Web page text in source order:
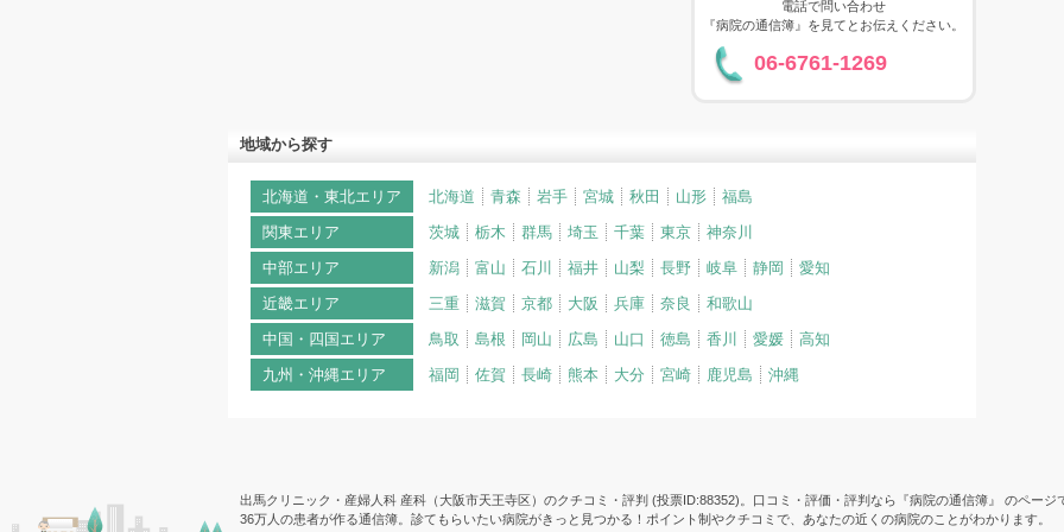
電話で問い合わせ
『病院の通信簿』を見てとお伝えください。
06-6761-1269
地域から探す
北海道・東北エリア 北海道 青森 岩手 宮城 秋田 山形
福島
関東エリア
茨城 栃木 群馬 埼玉 千葉 東京
神奈川
中部エリア
新潟 富山 石川 福井 山梨 長野 岐阜 静岡
愛知
近畿エリア
三重 滋賀 京都 大阪 兵庫 奈良
和歌山
中国・四国エリア
鳥取 島根 岡山 広島 山口 徳島 香川 愛媛
高知
九州・沖縄エリア
福岡 佐賀 長崎 熊本 大分 宮崎 鹿児島 沖縄
出馬クリニック・産婦人科 産科（大阪市天王寺区）のクチコミ・評判 (投票ID:88352)。口コミ・評価・評判なら『病院の通信簿』 のページ
36万人の患者が作る通信簿。診てもらいたい病院がきっと見つかる！ポイント制やクチコミで、あなたの近くの病院のことがわかります。